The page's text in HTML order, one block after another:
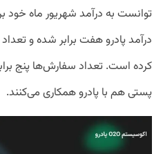
کرده است. تعداد سفارش‌ها پنج
پستی هم با پادرو همکاری می‌کنند.